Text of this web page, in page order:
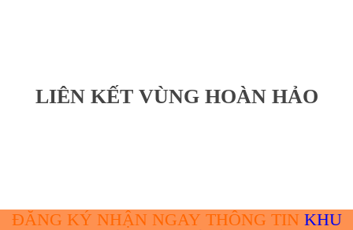
LIÊN KẾT VÙNG HOÀN HẢO
ĐĂNG KÝ NHẬN NGAY THÔNG TIN KHU